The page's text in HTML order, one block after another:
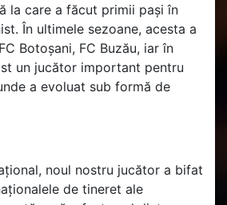
la care a făcut primii pași în
În ultimele sezoane, acesta a
Botoșani, FC Buzău, iar în
un jucător important pentru
a evoluat sub formă de
noul nostru jucător a bifat
de tineret ale